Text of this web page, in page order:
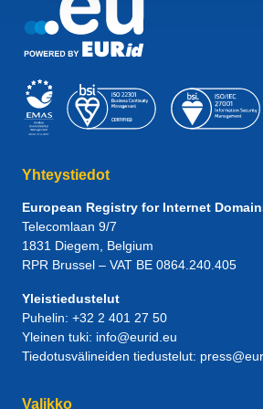
Yhteystiedot
European Registry for Internet
Telecomlaan 9/7
1831 Diegem, Belgium
RPR Brussel – VAT BE 0864.240.405
Yleistiedustelut
Puhelin: +32 2 401 27 50
Yleinen tuki: info@eurid.eu
Tiedotusvälineiden tiedustelut:
Valikko